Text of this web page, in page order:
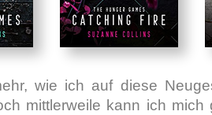
wie ich auf diese
mittlerweile kann ich mich